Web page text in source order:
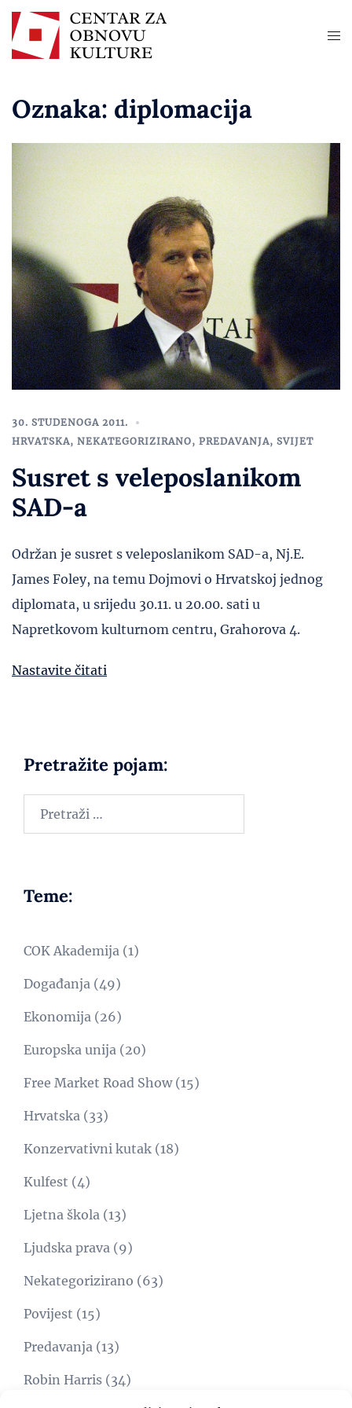
Oznaka: diplomacija
30. STUDENOGA 2011.
HRVATSKA, NEKATEGORIZIRANO, PREDAVANJA, SVIJET
Susret s veleposlanikom
SAD-a
Održan je susret s veleposlanikom SAD-a, Nj.E.
James Foley, na temu Dojmovi o Hrvatskoj jednog
diplomata, u srijedu 30.11. u 20.00. sati u
Napretkovom kulturnom centru, Grahorova 4.
Nastavite čitati
Pretražite pojam:
Teme:
COK Akademija (1)
Događanja (49)
Ekonomija (26)
Europska unija (20)
Free Market Road Show(15)
Hrvatska (33)
Konzervativni kutak (18)
Kulfest (4)
Ljetna škola (13)
Ljudska prava (9)
Nekategorizirano (63)
Povijest (15)
Predavanja (13)
Robin Harris (34)